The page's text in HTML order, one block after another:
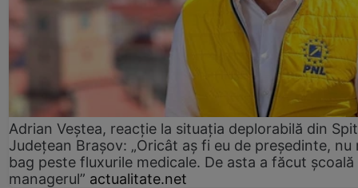
Adrian Veștea, reacție la situația deplorabilă din
Județean Brașov: „Oricât aș fi eu de președinte, nu
bag peste fluxurile medicale. De asta a făcut școală
managerul” actualitate.net